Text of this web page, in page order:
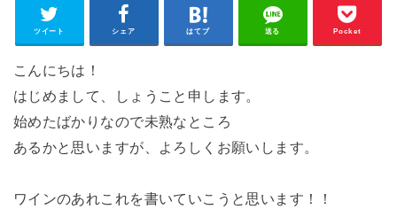
ツイート シェア はてブ 送る Pocket
こんにちは！
はじめまして、しょうこと申します。
始めたばかりなので未熟なところ
あるかと思いますが、よろしくお願いします。
ワインのあれこれを書いていこうと思います！！